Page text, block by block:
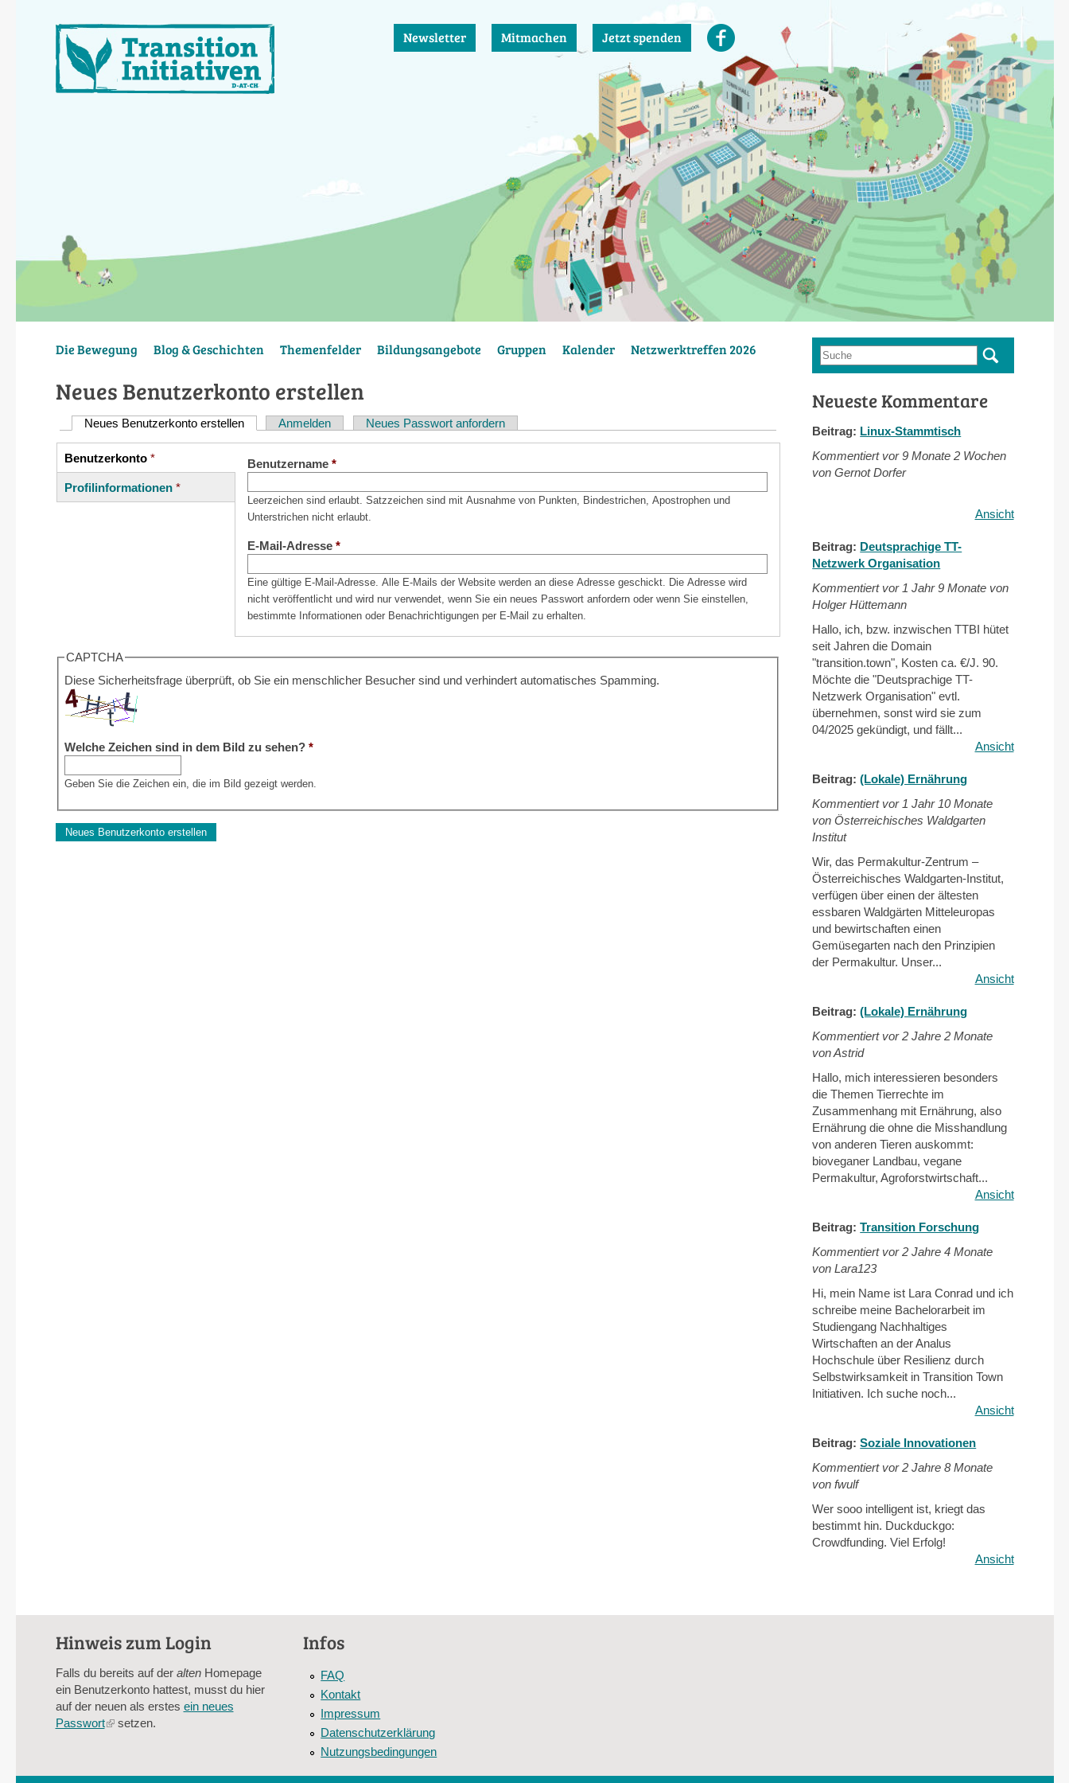
Newsletter Mitmachen Jetzt spenden
Die Bewegung Blog & Geschichten Themenfelder Bildungsangebote Gruppen Kalender Netzwerktreffen 2026
Neues Benutzerkonto erstellen
Haupt-
Reiter
Neues Benutzerkonto erstellen(aktiver Reiter)
Anmelden Neues Passwort anfordern
Vertikale
Reiter
Benutzerkonto *
(aktiver
Reiter)
Profilinformationen *
Benutzername *
Leerzeichen sind erlaubt. Satzzeichen sind mit Ausnahme von Punkten, Bindestrichen, Apostrophen und
Unterstrichen nicht erlaubt.
E-Mail-Adresse *
Eine gültige E-Mail-Adresse. Alle E-Mails der Website werden an diese Adresse geschickt. Die Adresse wird
nicht veröffentlicht und wird nur verwendet, wenn Sie ein neues Passwort anfordern oder wenn Sie einstellen,
bestimmte Informationen oder Benachrichtigungen per E-Mail zu erhalten.
CAPTCHA
Diese Sicherheitsfrage überprüft, ob Sie ein menschlicher Besucher sind und verhindert automatisches Spamming.
Welche Zeichen sind in dem Bild zu sehen? *
Geben Sie die Zeichen ein, die im Bild gezeigt werden.
Suchformular
Suche
Neueste Kommentare
Beitrag: Linux-Stammtisch
Kommentiert vor9 Monate 2 Wochen
von Gernot Dorfer
Ansicht
Beitrag: Deutsprachige TT-
Netzwerk Organisation
Kommentiert vor 1 Jahr 9 Monate von
Holger Hüttemann
Hallo, ich, bzw. inzwischen TTBI hütet
seit Jahren die Domain
"transition.town", Kosten ca. €/J. 90.
Möchte die "Deutsprachige TT-
Netzwerk Organisation" evtl.
übernehmen, sonst wird sie zum
04/2025 gekündigt, und fällt...
Ansicht
Beitrag:(Lokale) Ernährung
Kommentiert vor 1 Jahr 10 Monate
von Österreichisches Waldgarten
Institut
Wir, das Permakultur-Zentrum –
Österreichisches Waldgarten-Institut,
verfügen über einen der ältesten
essbaren Waldgärten Mitteleuropas
und bewirtschaften einen
Gemüsegarten nach den Prinzipien
der Permakultur. Unser...
Ansicht
Beitrag:(Lokale) Ernährung
Kommentiert vor2 Jahre 2 Monate
von Astrid
Hallo, mich interessieren besonders
die Themen Tierrechte im
Zusammenhang mit Ernährung, also
Ernährung die ohne die Misshandlung
von anderen Tieren auskommt:
bioveganer Landbau, vegane
Permakultur, Agroforstwirtschaft...
Ansicht
Beitrag:Transition Forschung
Kommentiert vor2 Jahre 4 Monate
von Lara123
Hi, mein Name ist Lara Conrad und ich
schreibe meine Bachelorarbeit im
Studiengang Nachhaltiges
Wirtschaften an der Analus
Hochschule über Resilienz durch
Selbstwirksamkeit in Transition Town
Initiativen. Ich suche noch...
Ansicht
Beitrag:Soziale Innovationen
Kommentiert vor2 Jahre 8 Monate
von fwulf
Wer sooo intelligent ist, kriegt das
bestimmt hin. Duckduckgo:
Crowdfunding. Viel Erfolg!
Ansicht
Hinweis zum Login
Falls du bereits auf der altenHomepage
ein Benutzerkonto hattest, musst du hier
auf der neuen als erstes ein neues
Passwort(linksetzen.
Infos
FAQ
Kontakt
Impressum
Datenschutzerklärung
Nutzungsbedingungen